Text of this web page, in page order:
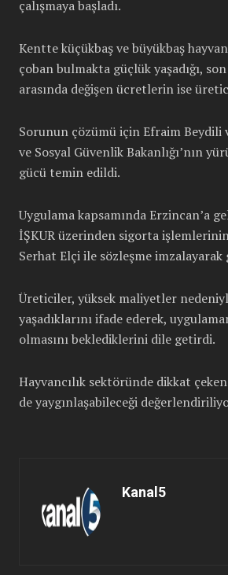
çalışmaya başladı.
Kentte küçükbaş ve büyükbaş
çoban bulmakta güçlük yaşadığı,
arasında değişen ücretlerin ise
Sorunun çözümü için Efraim Beydili
ve Sosyal Güvenlik Bakanlığı’nın
gücü temin edildi.
Uygulama kapsamında Erzincan’a
İŞKUR üzerinden sigorta
Serhat Elçi ile sözleşme imzalayarak
Üreticiler, yüksek maliyetler
yaşadıklarını ifade ederek,
olmasını beklediklerini dile getirdi.
Hayvancılık sektöründe dikkat
de yaygınlaşabileceği
Kanal5